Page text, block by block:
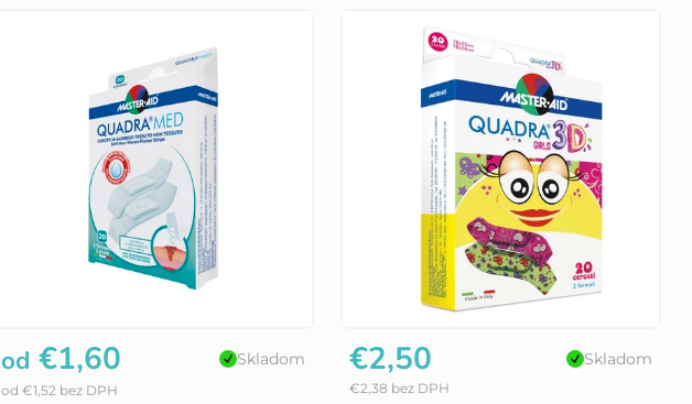
Skladom
od €1,52 bez DPH
od €1,60 Skladom
€2,38 bez DPH
€2,50